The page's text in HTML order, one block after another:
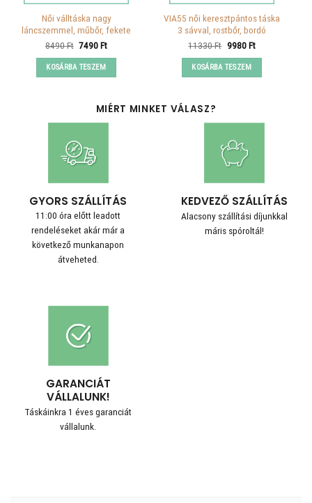
Női válltáska nagy
láncszemmel, műbőr, fekete
8490Ft Original
was:
8490 Ft.
7490FtCurrent
KOSÁRBA TESZEM
VIA55 női keresztpántos táska
3 sávval, rostbőr, bordó
11330Ft Original
was:
11330 Ft.
9980FtCurrent
KOSÁRBA TESZEM
MIÉRT MINKET VÁLASZ?
GYORS SZÁLLÍTÁS
11:00 óra előtt leadott
rendeléseket akár már a
következő munkanapon
átveheted.
KEDVEZŐ SZÁLLÍTÁS
Alacsony szállítási díjunkkal
máris spóroltál!
GARANCIÁT
VÁLLALUNK!
Táskáinkra 1 éves garanciát
vállalunk.